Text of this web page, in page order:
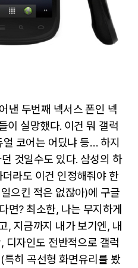
낸 두번째 넥서스 폰인 넥
이 실망했다. 이건 뭐 갤럭
코어는 어딨냐 등… 하지
것일수도 있다. 삼성의 하
라도 이건 인정해줘야 한
으킨 적은 없잖아)에 구글
면? 최소한, 나는 무지하게
, 지금까지 내가 보기엔, 내
디자인도 전반적으로 갤럭
히 곡선형 화면유리를 봤